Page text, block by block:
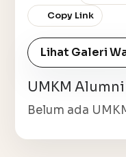
Copy Link
Lihat Galeri
UMKM Alumni
Belum ada